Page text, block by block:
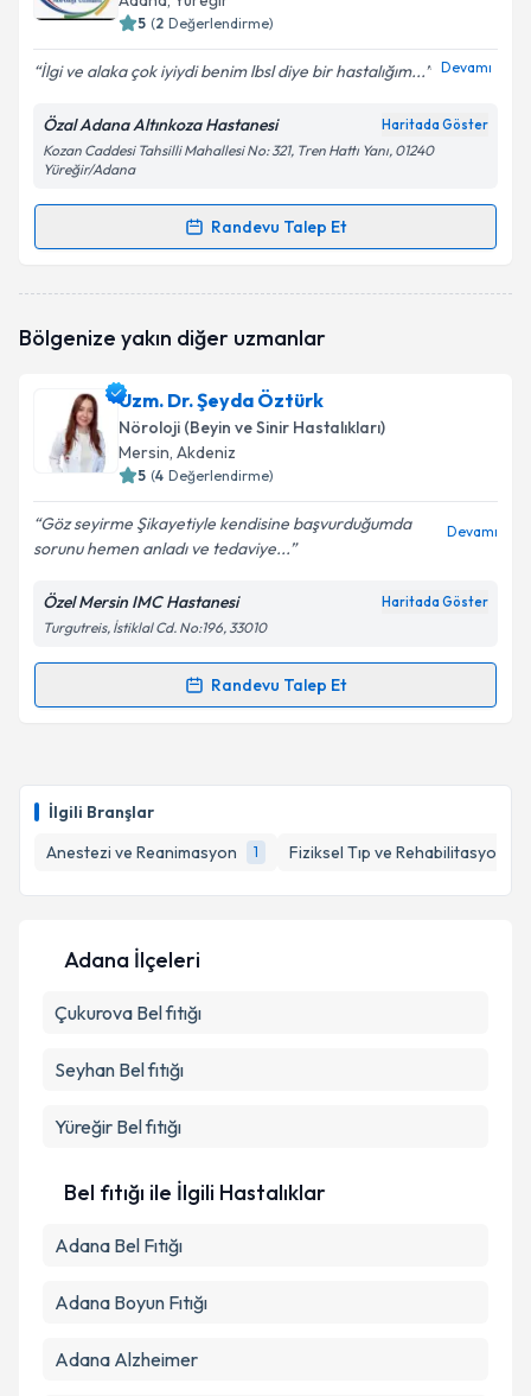
İlgili Branşlar
Anestezi ve Reanimasyon
1 Fiziksel Tıp ve Rehabilitasyon
Kişisel verilerimin işlenmesine ilişkinAydınlatma
Metni
kapsamda işlenmesini kabul ediyorum.
5 (2 Değerlendirme)
İlgi ve alaka çok iyiydi benim lbsl diye bir hastalığım... Devamı
Özal Adana Altınkoza Hastanesi Haritada Göster
Kozan Caddesi Tahsilli Mahallesi No: 321, Tren Hattı Yanı, 01240
Yüreğir/Adana
Randevu Talep Et
Randevu Takvimi Talebi
oluşturun. Size bu uzmandan randevu almanız için bir
E-posta Adresiniz
Kişisel verilerimin işlenmesine ilişkinAydınlatma
Metni'ni okudum ve kişisel verilerimin belirtilen
Bölgenize yakın diğer uzmanlar
Uzm. Dr. Şeyda Öztürk
Nöroloji (Beyin ve Sinir Hastalıkları)
Mersin, Akdeniz
5 (4 Değerlendirme)
Göz seyirme Şikayetiyle kendisine başvurduğumda
sorunu hemen anladı ve tedaviye...
Devamı
Özel Mersin IMC Hastanesi Haritada Göster
Turgutreis, İstiklal Cd. No:196, 33010
Randevu Talep Et
Randevu Takvimi Talebi
takvim hazırlandığında e-posta ile bilgilendireceğiz.
Metni'ni okudum ve kişisel verilerimin belirtilen
Adana İlçeleri
Çukurova Bel fıtığı
Seyhan Bel fıtığı
Yüreğir Bel fıtığı
Bel fıtığı ile İlgili Hastalıklar
Adana Bel Fıtığı
Adana Boyun Fıtığı
Adana Alzheimer